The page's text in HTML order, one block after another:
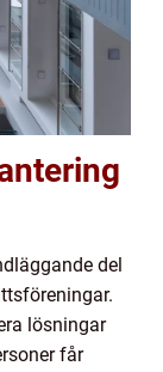
del
lösningar
får